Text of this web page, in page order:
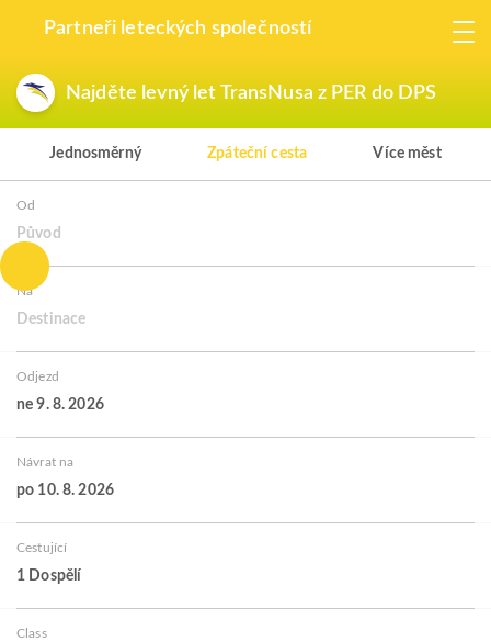
Partneři leteckých společností
Najděte levný let TransNusa z PER do DPS
Jednosměrný Zpáteční cesta Více měst
Od
Původ
Na
Destinace
Odjezd
ne 9. 8. 2026
Návrat na
po 10. 8. 2026
Cestující
1 Dospělí
Class